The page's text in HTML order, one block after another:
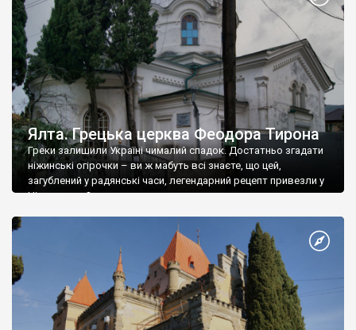
Ялта. Грецька церква Феодора Тирона
Греки залишили Україні чималий спадок. Достатньо згадати
ніжинські огірочки – ви ж мабуть всі знаєте, що цей,
загублений у радянські часи, легендарний рецепт привезли у
Ніжин греки?